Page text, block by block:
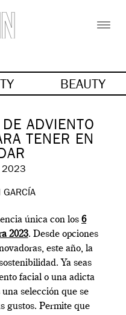
BEAUTY
ADVIENTO
TENER EN
GARCÍA
única con los 6
2023. Desde opciones
este año, la
Ya seas
facial o una adicta
selección que se
gustos. Permite que